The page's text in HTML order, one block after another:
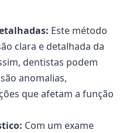
Este método
clara e detalhada da
dentistas podem
anomalias,
que afetam a função
Com um exame